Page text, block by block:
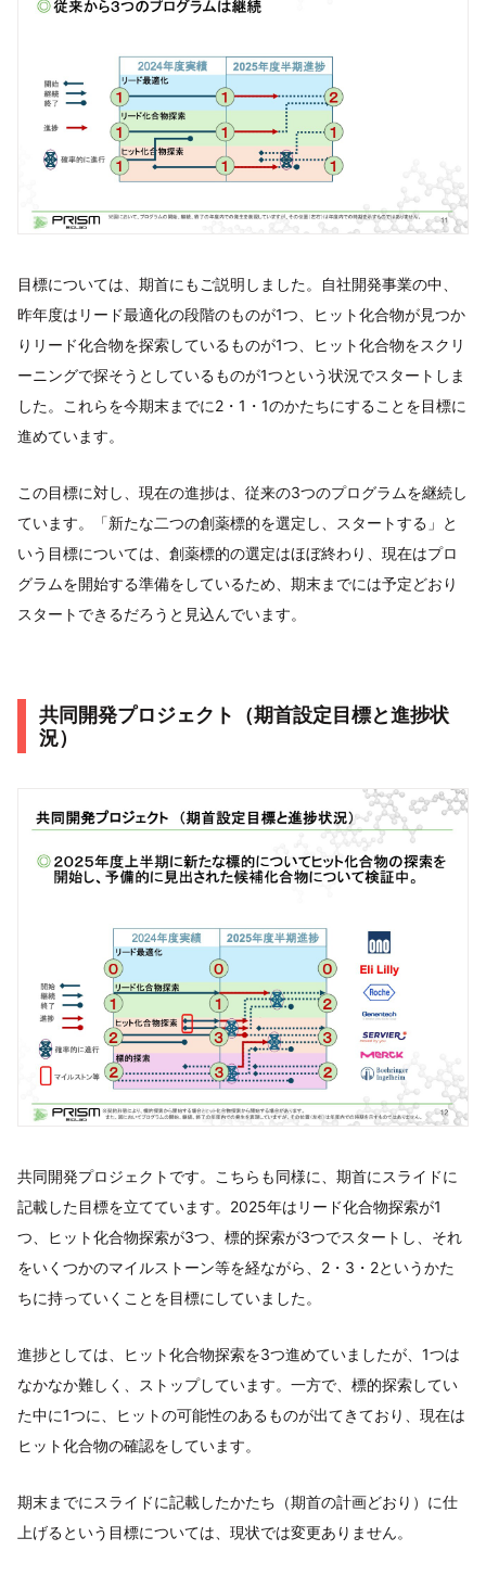
目標については、期首にもご説明しました。自社開発事業の中、
昨年度はリード最適化の段階のものが1つ、ヒット化合物が見つか
りリード化合物を探索しているものが1つ、ヒット化合物をスクリ
ーニングで探そうとしているものが1つという状況でスタートしま
した。これらを今期末までに2・1・1のかたちにすることを目標に
進めています。
この目標に対し、現在の進捗は、従来の3つのプログラムを継続し
ています。「新たな二つの創薬標的を選定し、スタートする」と
いう目標については、創薬標的の選定はほぼ終わり、現在はプロ
グラムを開始する準備をしているため、期末までには予定どおり
スタートできるだろうと見込んでいます。
共同開発プロジェクト（期首設定目標と進捗状
況）
共同開発プロジェクトです。こちらも同様に、期首にスライドに
記載した目標を立てています。2025年はリード化合物探索が1
つ、ヒット化合物探索が3つ、標的探索が3つでスタートし、それ
をいくつかのマイルストーン等を経ながら、2・3・2というかた
ちに持っていくことを目標にしていました。
進捗としては、ヒット化合物探索を3つ進めていましたが、1つは
なかなか難しく、ストップしています。一方で、標的探索してい
た中に1つに、ヒットの可能性のあるものが出てきており、現在は
ヒット化合物の確認をしています。
期末までにスライドに記載したかたち（期首の計画どおり）に仕
上げるという目標については、現状では変更ありません。